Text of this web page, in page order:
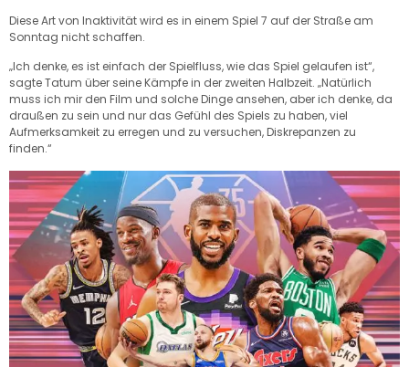
Diese Art von Inaktivität wird es in einem Spiel 7 auf der Straße am
Sonntag nicht schaffen.
„Ich denke, es ist einfach der Spielfluss, wie das Spiel gelaufen ist“,
sagte Tatum über seine Kämpfe in der zweiten Halbzeit. „Natürlich
muss ich mir den Film und solche Dinge ansehen, aber ich denke, da
draußen zu sein und nur das Gefühl des Spiels zu haben, viel
Aufmerksamkeit zu erregen und zu versuchen, Diskrepanzen zu
finden.“